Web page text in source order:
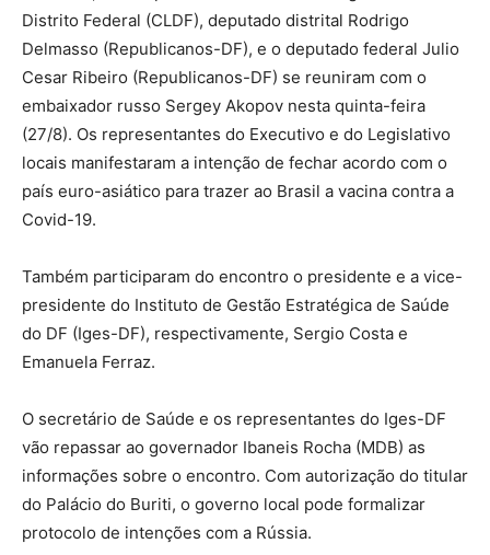
Distrito Federal (CLDF), deputado distrital Rodrigo
Delmasso (Republicanos-DF), e o deputado federal Julio
Cesar Ribeiro (Republicanos-DF) se reuniram com o
embaixador russo Sergey Akopov nesta quinta-feira
(27/8). Os representantes do Executivo e do Legislativo
locais manifestaram a intenção de fechar acordo com o
país euro-asiático para trazer ao Brasil a vacina contra a
Covid-19.
Também participaram do encontro o presidente e a vice-
presidente do Instituto de Gestão Estratégica de Saúde
do DF (Iges-DF), respectivamente, Sergio Costa e
Emanuela Ferraz.
O secretário de Saúde e os representantes do Iges-DF
vão repassar ao governador Ibaneis Rocha (MDB) as
informações sobre o encontro. Com autorização do titular
do Palácio do Buriti, o governo local pode formalizar
protocolo de intenções com a Rússia.